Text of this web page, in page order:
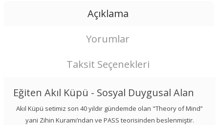
Açıklama
Yorumlar
Taksit Seçenekleri
Eğiten Akıl Küpü - Sosyal Duygusal Alan
Akıl Küpü setimiz son 40 yıldır gündemde olan "Theory of Mind”
yani Zihin Kuramı’ndan ve PASS teorisinden beslenmiştir.